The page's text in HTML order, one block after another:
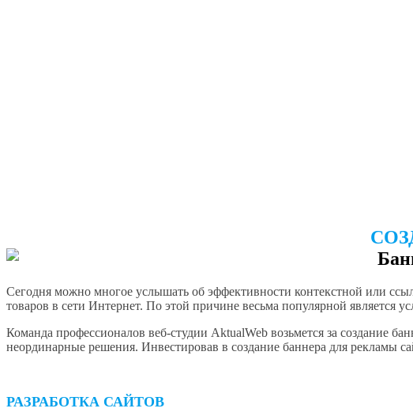
8 923 775 02 82
НАПИШИТЕ В ЧАТ
Сегодня можно многое услышать об эффективности контекстной или
товаров в сети Интернет. По этой причине весьма популярной является
Команда профессионалов веб-студии AktualWeb возьмется за
неординарные решения. Инвестировав в создание баннера для рекламы
РАЗРАБОТКА САЙТОВ